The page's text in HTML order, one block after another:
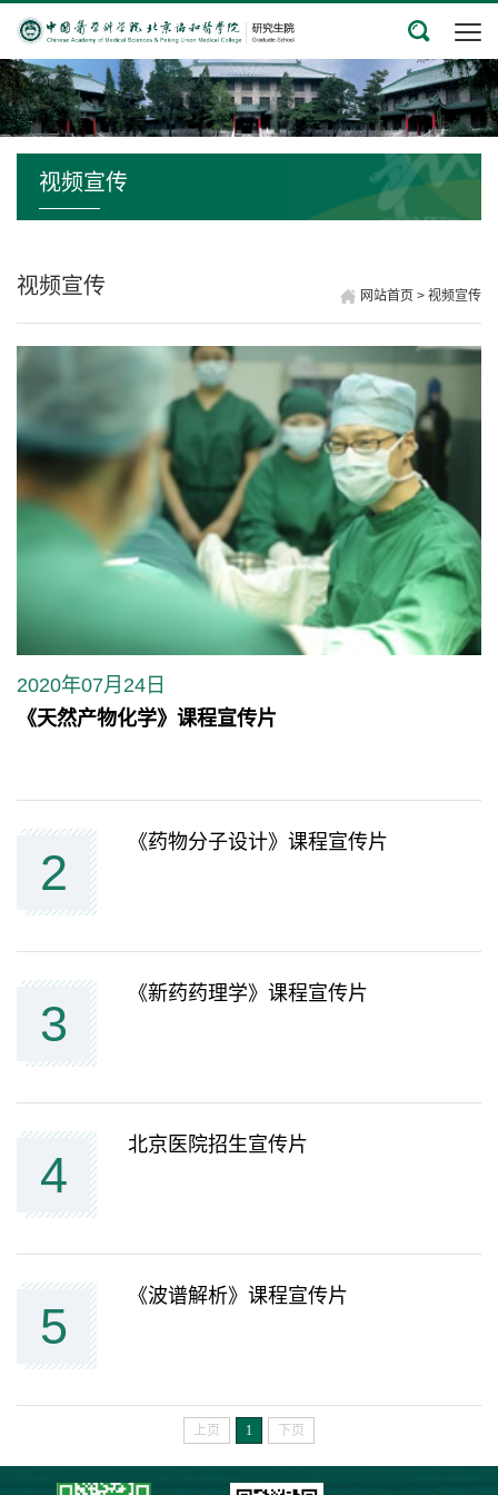
视频宣传
视频宣传 网站首页 > 视频宣传
2020年07月24日
《天然产物化学》课程宣传片
2
《药物分子设计》课程宣传片
3
《新药药理学》课程宣传片
4
北京医院招生宣传片
5
《波谱解析》课程宣传片
上页 1 下页